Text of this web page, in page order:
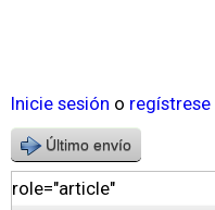
Inicie sesión o regístrese
Último envío
role="article"